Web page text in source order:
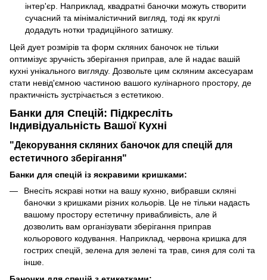
інтер'єр. Наприклад, квадратні баночки можуть створити
сучасний та мінімалістичний вигляд, тоді як круглі
додадуть нотки традиційного затишку.
Цей дует розмірів та форм скляних баночок не тільки
оптимізує зручність зберігання приправ, але й надає вашій
кухні унікального вигляду. Дозвольте цим скляним аксесуарам
стати невід'ємною частиною вашого кулінарного простору, де
практичність зустрічається з естетикою.
Банки для Спецій: Підкресліть
Індивідуальність Вашої Кухні
"Декорування скляних баночок для спецій для
естетичного зберігання"
Банки для спецій із яскравими кришками:
Внесіть яскраві нотки на вашу кухню, вибравши скляні
баночки з кришками різних кольорів. Це не тільки надасть
вашому простору естетичну привабливість, але й
дозволить вам організувати зберігання приправ
кольорового кодування. Наприклад, червона кришка для
гострих спецій, зелена для зелені та трав, синя для солі та
інше.